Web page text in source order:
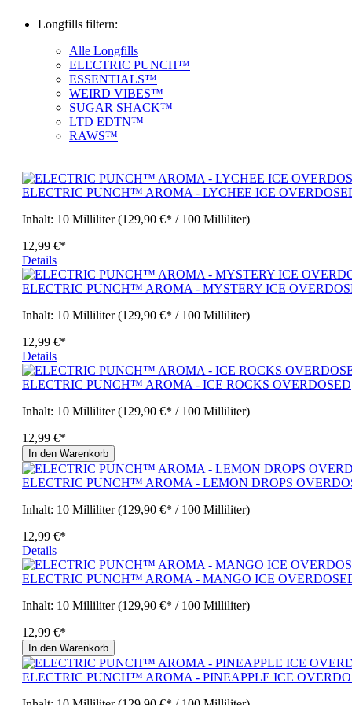
Longfills filtern:
Alle Longfills
ELECTRIC PUNCH™
ESSENTIALS™
WEIRD VIBES™
SUGAR SHACK™
LTD EDTN™
RAWS™
ELECTRIC PUNCH™ AROMA - LYCHEE ICE
Inhalt: 10 Milliliter(129,90 €* / 100 Milliliter)
12,99 €*
Details
ELECTRIC PUNCH™ AROMA - MYSTERY ICE
Inhalt: 10 Milliliter(129,90 €* / 100 Milliliter)
12,99 €*
Details
ELECTRIC PUNCH™ AROMA - ICE ROCKS OVERDOSED
Inhalt: 10 Milliliter(129,90 €* / 100 Milliliter)
12,99 €*
In den Warenkorb
ELECTRIC PUNCH™ AROMA - LEMON DROPS
Inhalt: 10 Milliliter(129,90 €* / 100 Milliliter)
12,99 €*
Details
ELECTRIC PUNCH™ AROMA - MANGO ICE
Inhalt: 10 Milliliter(129,90 €* / 100 Milliliter)
12,99 €*
In den Warenkorb
ELECTRIC PUNCH™ AROMA - PINEAPPLE ICE